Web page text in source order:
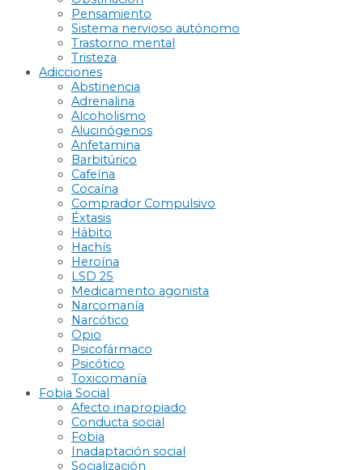
Pensamiento
Sistema nervioso autónomo
Trastorno mental
Tristeza
Adicciones
Abstinencia
Adrenalina
Alcoholismo
Alucinógenos
Anfetamina
Barbitúrico
Cafeína
Cocaína
Comprador Compulsivo
Éxtasis
Hábito
Hachís
Heroína
LSD 25
Medicamento agonista
Narcomanía
Narcótico
Opio
Psicofármaco
Psicótico
Toxicomanía
Fobia Social
Afecto inapropiado
Conducta social
Fobia
Inadaptación social
Socialización